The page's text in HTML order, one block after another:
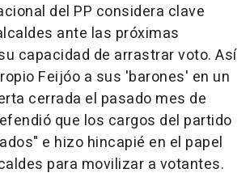
del PP considera clave
ante las próximas
capacidad de arrastrar voto. Así
Feijóo a sus 'barones' en un
cerrada el pasado mes de
que los cargos del partido
e hizo hincapié en el papel
para movilizar a votantes.